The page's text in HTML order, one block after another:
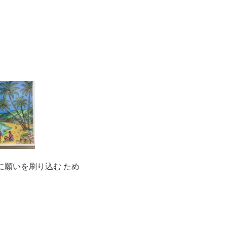
願いを刷り込む ため